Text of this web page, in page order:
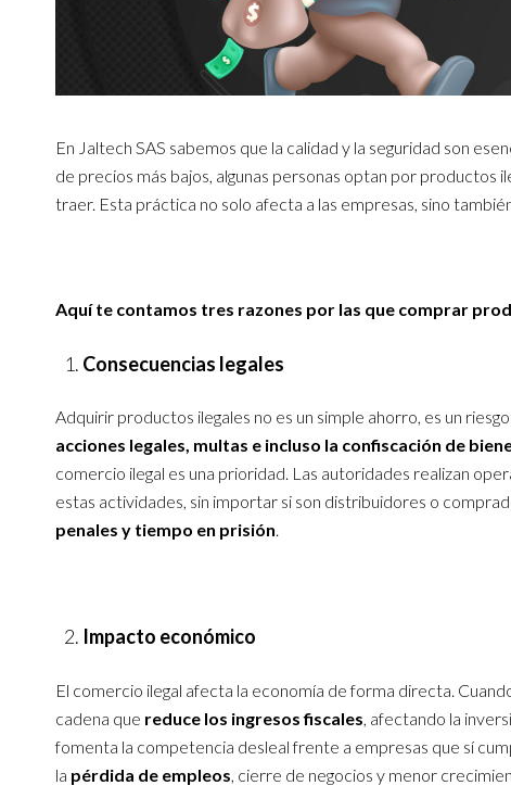
En Jaltech SAS sabemos que la calidad y la seguridad son
de precios más bajos, algunas personas optan por productos
traer. Esta práctica no solo afecta a las empresas, sino
Aquí te contamos tres razones por las que comprar
Consecuencias legales
Adquirir productos ilegales no es un simple ahorro, es un
acciones legales, multas e incluso la confiscación de
comercio ilegal es una prioridad. Las autoridades realizan
estas actividades, sin importar si son distribuidores o
penales y tiempo en prisión.
Impacto económico
El comercio ilegal afecta la economía de forma directa.
cadena que reduce los ingresos fiscales , afectando la
fomenta la competencia desleal frente a empresas que sí
la pérdida de empleos , cierre de negocios y menor